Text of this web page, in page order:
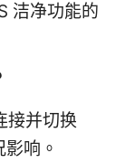
洁净功能的
接并切换
响。